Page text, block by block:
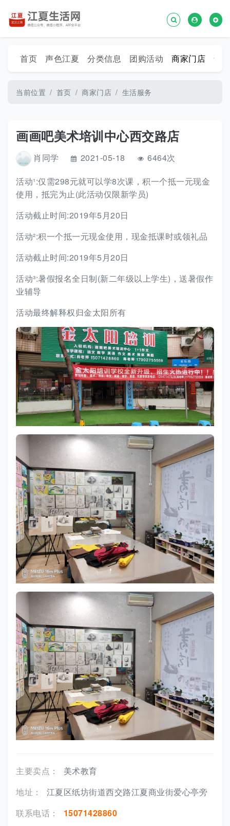
首页 声色江夏 分类信息 团购活动 商家门店 话
当前位置 首页 商家门店 生活服务
画画吧美术培训中心西交路店
肖同学 2021-05-18
6464次
活动¹:仅需298元就可以学8次课，积一个抵一元现金
使用，抵完为止(此活动仅限新学员)
活动截止时间:2019年5月20日
活动²:积一个抵一元现金使用，现金抵课时或领礼品
活动截止时间:2019年5月20日
活动³:暑假报名全日制(新二年级以上学生)，送暑假作
业辅导
活动最终解释权归金太阳所有
主要卖点：
美术教育
地址：
江夏区纸坊街道西交路江夏商业街爱心亭旁
联系电话：
15071428860